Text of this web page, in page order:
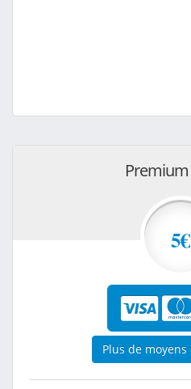
5€
Plus de